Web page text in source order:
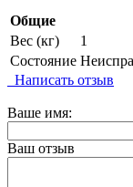
Общие
Вес (кг)
1
Состояние
Написать отзыв
Ваше имя:
Ваш отзыв